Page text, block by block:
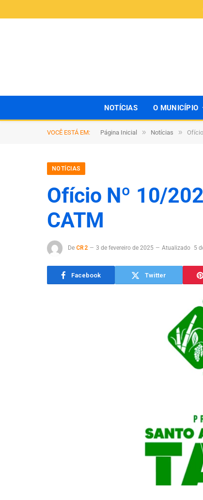
NOTÍCIAS O MUNICÍPIO
VOCÊ ESTÁ EM: Página Inicial » Notícias »
NOTÍCIAS
Ofício Nº 10/
CATM
De CR2 3 de fevereiro de 2025 Atualizado 5
Facebook Twitter